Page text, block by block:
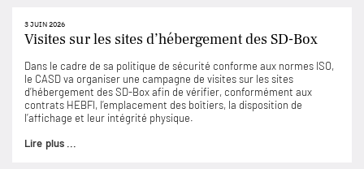
3 JUIN 2026
Visites sur les sites d’hébergement des SD-Box
Dans le cadre de sa politique de sécurité conforme aux normes ISO,
le CASD va organiser une campagne de visites sur les sites
d’hébergement des SD-Box afin de vérifier, conformément aux
contrats HEBFI, l’emplacement des boîtiers, la disposition de
l’affichage et leur intégrité physique.
Lire plus ...